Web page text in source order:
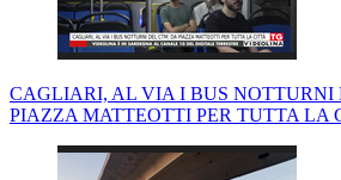
CAGLIARI, AL VIA I BUS NOTTURNI
PIAZZA MATTEOTTI PER TUTTA LA